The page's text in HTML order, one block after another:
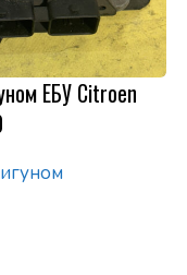
ЕБУ Citroen